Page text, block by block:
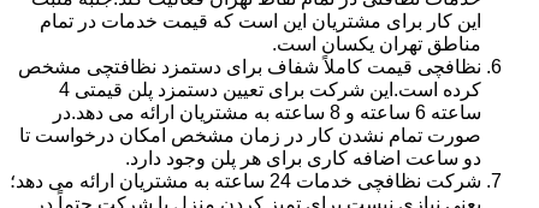
این کار برای مشتریان این است که قیمت خدمات در تمام
مناطق تهران یکسان است.
نظافچی قیمت کاملاً شفاف برای دستمزد نظافتچی مشخص
کرده است.این شرکت برای تعیین دستمزد پلن قیمتی 4
ساعته 6 ساعته و 8 ساعته به مشتریان ارائه می دهد.در
صورت تمام نشدن کار در زمان مشخص امکان درخواست تا
دو ساعت اضافه کاری برای هر پلن وجود دارد.
شرکت نظافچی خدمات 24 ساعته به مشتریان ارائه می دهد؛
یعنی نیازی نیست برای تمیز کردن منزل یا شرکت حتماً در